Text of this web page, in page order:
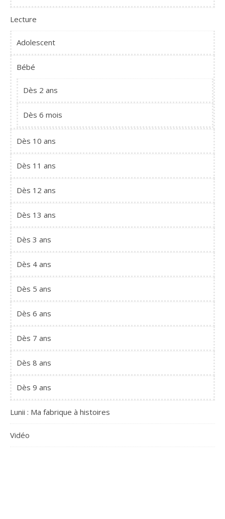
Lecture
Adolescent
Bébé
Dès 2 ans
Dès 6 mois
Dès 10 ans
Dès 11 ans
Dès 12 ans
Dès 13 ans
Dès 3 ans
Dès 4 ans
Dès 5 ans
Dès 6 ans
Dès 7 ans
Dès 8 ans
Dès 9 ans
Lunii : Ma fabrique à histoires
Vidéo